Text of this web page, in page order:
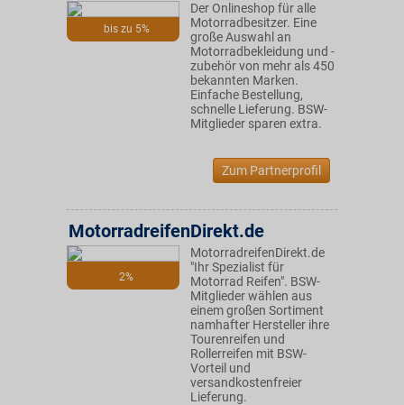
bis zu 5%
Der Onlineshop für alle
Motorradbesitzer. Eine
große Auswahl an
Motorradbekleidung und -
zubehör von mehr als 450
bekannten Marken.
Einfache Bestellung,
schnelle Lieferung. BSW-
Mitglieder sparen extra.
Zum Partnerprofil
2%
MotorradreifenDirekt.de
MotorradreifenDirekt.de
"Ihr Spezialist für
Motorrad Reifen". BSW-
Mitglieder wählen aus
einem großen Sortiment
namhafter Hersteller ihre
Tourenreifen und
Rollerreifen mit BSW-
Vorteil und
versandkostenfreier
Lieferung.